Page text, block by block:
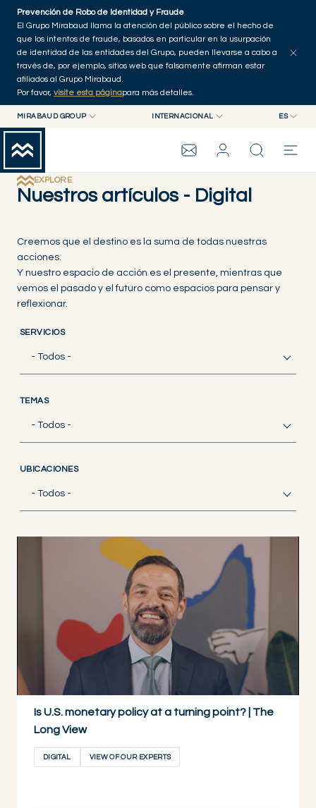
Skip to main content
Prevención de Robo de Identidad y Fraude
El Grupo Mirabaud llama la atención del público sobre el hecho de
que los intentos de fraude, basados en particular en la usurpación
de identidad de las entidades del Grupo, pueden llevarse a cabo a
través de, por ejemplo, sitios web que falsamente afirman estar
afiliados al Grupo Mirabaud.
Por favor, visite esta páginapara más detalles.
MIRABAUD GROUP
MIRABAUD ASSET MANAGEMENT
MIRABAUD INVESTMENTS
INTERNACIONAL ES
FR
GRUPO MIRABAUD
SERVICIOS
CONTEMPORARY ART
Inicio
EXPLORE
Nuestros artículos - Digital
Creemos que el destino es la suma de todas nuestras
acciones.
Y nuestro espacio de acción es el presente, mientras que
vemos el pasado y el futuro como espacios para pensar y
reflexionar.
SERVICIOS
- Todos -
TEMAS
- Todos -
UBICACIONES
- Todos -
Is U.S. monetary policy at a turning point? | The
Long View
DIGITAL VIEW OF OUR EXPERTS